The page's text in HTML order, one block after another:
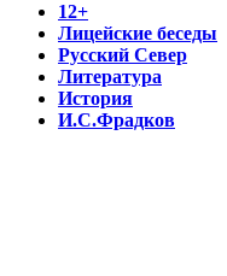
12+
Лицейские беседы
Русский Север
Литература
История
И.С.Фрадков